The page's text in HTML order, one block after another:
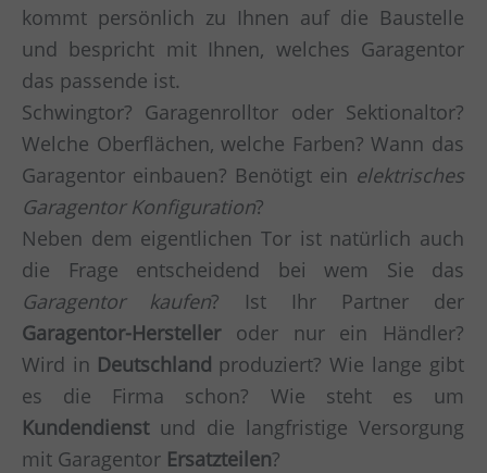
kommt persönlich zu Ihnen auf die Baustelle
und bespricht mit Ihnen, welches Garagentor
das passende ist.
Schwingtor? Garagenrolltor oder Sektionaltor?
Welche Oberflächen, welche Farben? Wann das
Garagentor einbauen? Benötigt ein elektrisches
Garagentor Konfiguration?
Neben dem eigentlichen Tor ist natürlich auch
die Frage entscheidend bei wem Sie das
Garagentor kaufen? Ist Ihr Partner der
Garagentor-Herstelleroder nur ein Händler?
Wird in Deutschland produziert? Wie lange gibt
es die Firma schon? Wie steht es um
Kundendienstund die langfristige Versorgung
mit Garagentor Ersatzteilen?